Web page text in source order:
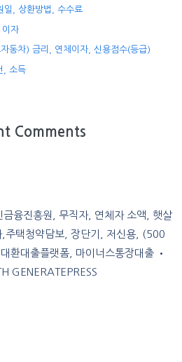
일, 상환방법, 수수료
이자
동차) 금리, 연체이자, 신용점수(등급)
, 소득
Comments
융진흥원, 무직자, 연체자 소액, 햇살
주택청약담보, 장단기, 저신용, (500
환대출플랫폼, 마이너스통장대출 •
GENERATEPRESS